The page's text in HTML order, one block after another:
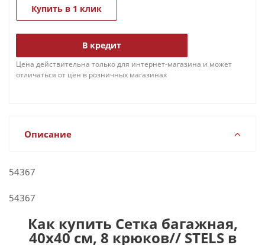
Купить в 1 клик
В кредит
Цена действительна только для интернет-магазина и может
отличаться от цен в розничных магазинах
Описание
54367
54367
Как купить Сетка багажная,
40х40 см, 8 крюков// STELS в